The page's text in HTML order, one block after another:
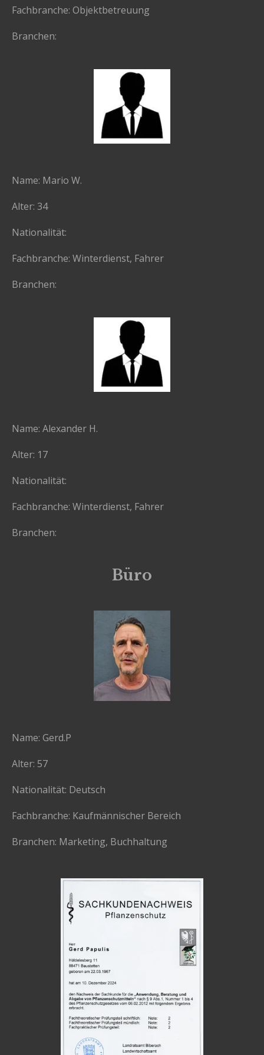
Fachbranche: Objektbetreuung
Branchen:
Name: Mario W.
Alter: 34
Nationalität:
Fachbranche: Winterdienst, Fahrer
Branchen:
Name: Alexander H.
Alter: 17
Nationalität:
Fachbranche: Winterdienst, Fahrer
Branchen:
Büro
Name: Gerd.P
Alter: 57
Nationalität: Deutsch
Fachbranche: Kaufmännischer Bereich
Branchen: Marketing, Buchhaltung